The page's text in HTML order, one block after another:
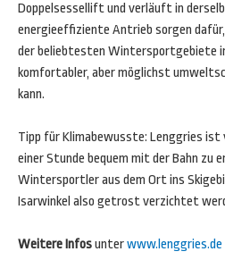
Doppelsessellift und verläuft in
energieeffiziente Antrieb sorgen
der beliebtesten Wintersportgebiete
komfortabler, aber möglichst
kann.
Tipp für Klimabewusste: Lenggries ist
einer Stunde bequem mit der Bahn zu
Wintersportler aus dem Ort ins
Isarwinkel also getrost verzichtet
Weitere Infosunterwww.lenggries.de